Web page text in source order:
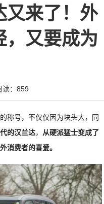
又来了！外
，又要成为
读：859
的称号，不仅仅因为块头大，同
的汉兰达， 从硬派猛士变成了
消费者的喜爱。